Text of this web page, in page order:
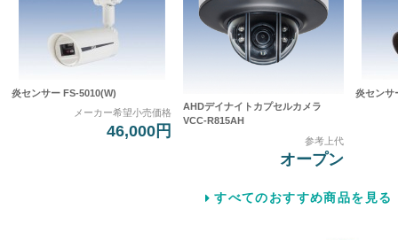
炎センサー FS-5010(W)
メーカー希望小売価格
46,000円
AHDデイナイトカプセルカメラ
VCC-R815AH
参考上代
オープン
炎センサ
すべてのおすすめ商品を見る